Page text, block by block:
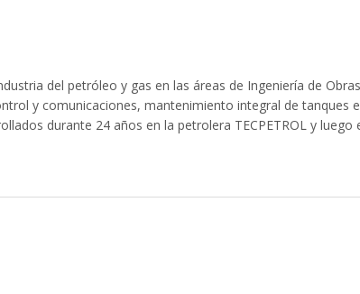
del petróleo y gas en las áreas de Ingeniería de
y comunicaciones, mantenimiento integral de tanques e
durante 24 años en la petrolera TECPETROL y luego